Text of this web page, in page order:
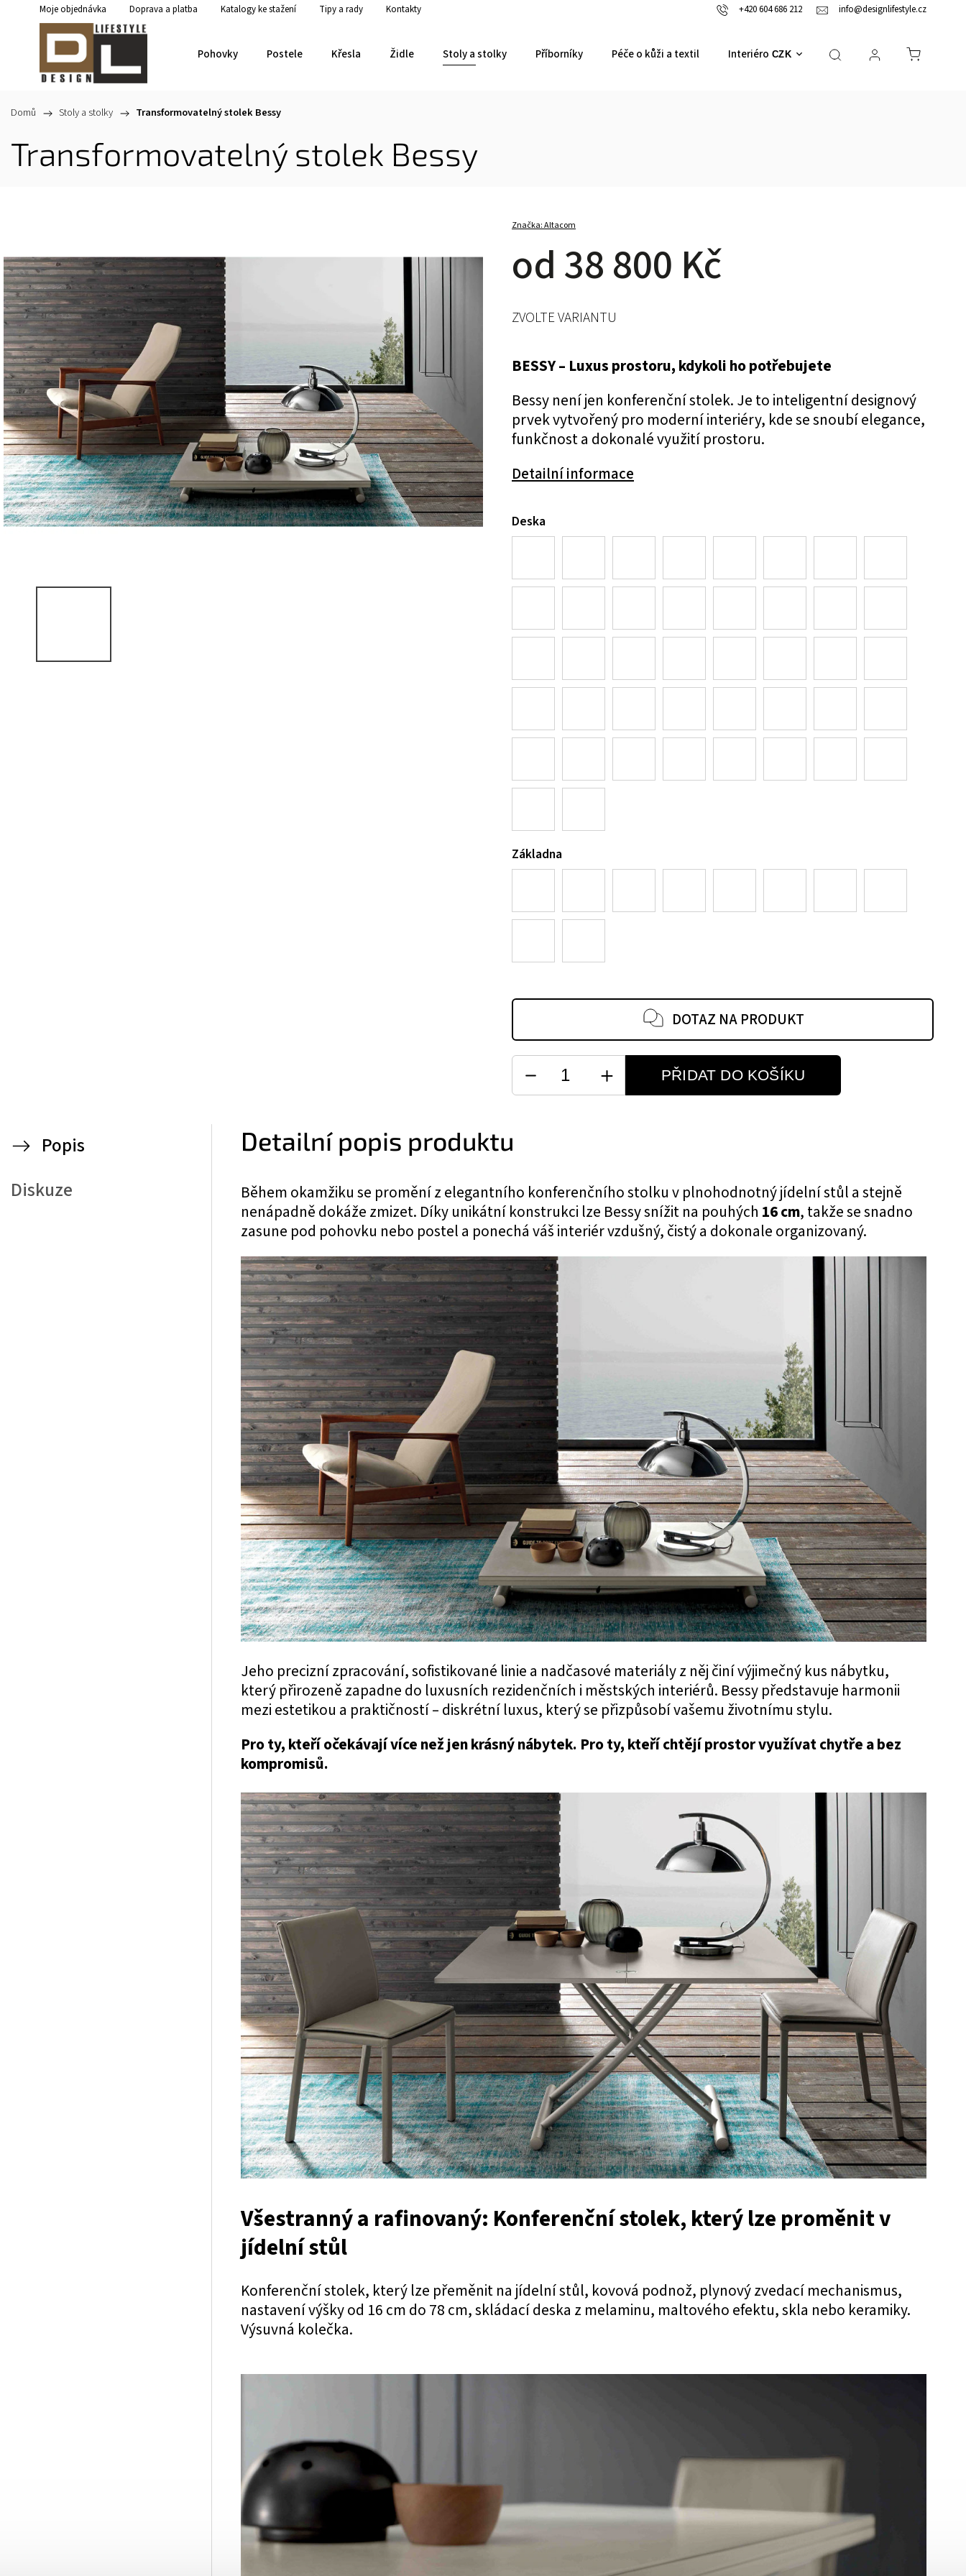
+420 604 686 212 info@designlifestyle.cz
Moje objednávka Doprava a platba Katalogy ke stažení Tipy a rady Kontakty
CZK
Pohovky Postele Křesla Židle Stoly a stolky Příborníky Péče o kůži a textil Interiérové doplňky
Domů / Stoly a stolky / Transformovatelný stolek Bessy
Transformovatelný stolek Bessy
Značka:Altacom
od 38 800 Kč
BESSY – Luxus prostoru, kdykoli ho potřebujete
Bessy není jen konferenční stolek. Je to inteligentní designový
prvek vytvořený pro moderní interiéry, kde se snoubí elegance,
funkčnost a dokonalé využití prostoru.
Detailní informace
Deska
Základna
ZVOLTE VARIANTU
DOTAZ NA PRODUKT
PŘIDAT DO KOŠÍKU
Popis
Diskuze
Detailní popis produktu
Během okamžiku se promění z elegantního konferenčního stolku v plnohodnotný jídelní stůl a stejně
nenápadně dokáže zmizet. Díky unikátní konstrukci lze Bessy snížit na pouhých 16 cm, takže se snadno
zasune pod pohovku nebo postel a ponechá váš interiér vzdušný, čistý a dokonale organizovaný.
Jeho precizní zpracování, sofistikované linie a nadčasové materiály z něj činí výjimečný kus nábytku,
který přirozeně zapadne do luxusních rezidenčních i městských interiérů. Bessy představuje harmonii
mezi estetikou a praktičností – diskrétní luxus, který se přizpůsobí vašemu životnímu stylu.
Pro ty, kteří očekávají více než jen krásný nábytek. Pro ty, kteří chtějí prostor využívat chytře a bez
kompromisů.
Všestranný a rafinovaný: Konferenční stolek, který lze proměnit v
jídelní stůl
Konferenční stolek, který lze přeměnit na jídelní stůl, kovová podnož, plynový zvedací mechanismus,
nastavení výšky od 16 cm do 78 cm, skládací deska z melaminu, maltového efektu, skla nebo keramiky.
Výsuvná kolečka.